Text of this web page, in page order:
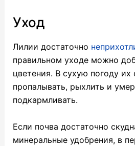
Уход
Лилии достаточно
правильном уходе можно
цветения. В сухую погоду их
пропалывать, рыхлить и
подкармливать.
Если почва достаточно
минеральные удобрения, в